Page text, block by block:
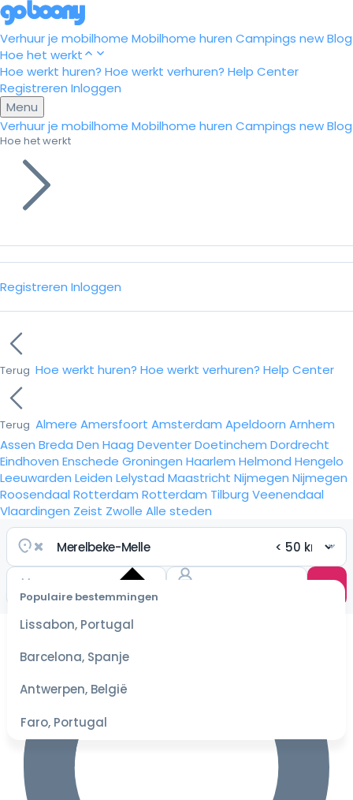
Verhuur je mobilhome Mobilhome huren Campings newBlog
Hoe het werkt
Hoe werkt huren? Hoe werkt verhuren? Help Center
Registreren Inloggen
Menu
Verhuur je mobilhome Mobilhome huren Campings newBlog
Hoe het werkt
Registreren Inloggen
Terug Hoe werkt huren? Hoe werkt verhuren? Help Center
Terug Almere Amersfoort Amsterdam Apeldoorn Arnhem
Assen Breda Den Haag DeventerDoetinchem Dordrecht
Eindhoven Enschede Groningen Haarlem Helmond Hengelo
Leeuwarden Leiden Lelystad Maastricht Nijmegen Nijmegen
Roosendaal Rotterdam Rotterdam Tilburg Veenendaal
Vlaardingen Zeist Zwolle Alle steden
Populaire bestemmingen
Lissabon, Portugal
Barcelona, Spanje
Antwerpen, België
Faro, Portugal
datum
scherpste